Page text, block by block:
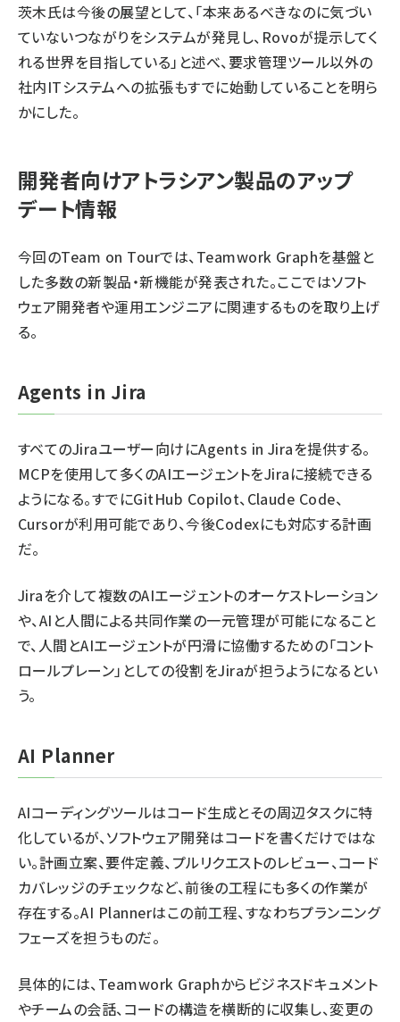
茨木氏は今後の展望として、「本来あるべきなのに気づい
ていないつながりをシステムが発見し、Rovoが提示してく
れる世界を目指している」と述べ、要求管理ツール以外の
社内ITシステムへの拡張もすでに始動していることを明ら
かにした。
開発者向けアトラシアン製品のアップ
デート情報
今回のTeam on Tourでは、Teamwork Graphを基盤と
した多数の新製品・新機能が発表された。ここではソフト
ウェア開発者や運用エンジニアに関連するものを取り上げ
る。
Agents in Jira
すべてのJiraユーザー向けにAgents in Jiraを提供する。
MCPを使用して多くのAIエージェントをJiraに接続できる
ようになる。すでにGitHub Copilot、Claude Code、
Cursorが利用可能であり、今後Codexにも対応する計画
だ。
Jiraを介して複数のAIエージェントのオーケストレーション
や、AIと人間による共同作業の一元管理が可能になること
で、人間とAIエージェントが円滑に協働するための「コント
ロールプレーン」としての役割をJiraが担うようになるとい
う。
AI Planner
AIコーディングツールはコード生成とその周辺タスクに特
化しているが、ソフトウェア開発はコードを書くだけではな
い。計画立案、要件定義、プルリクエストのレビュー、コード
カバレッジのチェックなど、前後の工程にも多くの作業が
存在する。AI Plannerはこの前工程、すなわちプランニング
フェーズを担うものだ。
具体的には、Teamwork Graphからビジネスドキュメント
やチームの会話、コードの構造を横断的に収集し、変更の